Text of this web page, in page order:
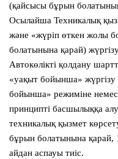
(қайсысы бұрын
Осылайша Техникалық
және «жүріп өткен жолы
болатынына қарай)
Автокөлікті қолдану
«уақыт бойынша»
бойынша» режиміне
принципті басшылыққа
техникалық қызмет
бұрын болатынына
айдан аспауы тиіс.